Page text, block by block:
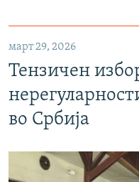
март 29, 2026
Тензичен
во Србија